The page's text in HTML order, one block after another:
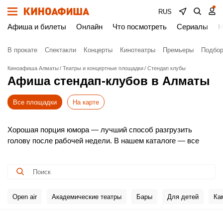
RUS
Афиша и билеты Онлайн Что посмотреть Сериалы
В прокате Спектакли Концерты Кинотеатры Премьеры
Киноафиша Алматы Театры и концертные площадки Стендап клубы
Афиша стендап-клубов в Алматы
Все площадки На карте
Хорошая порция юмора — лучший способ разгрузить
голову после рабочей недели. В нашем каталоге — все
известных резидентов и федеральных звёзд.
участников и бронируйте билеты онлайн, чтобы
Open air Академические театры Бары Для детей